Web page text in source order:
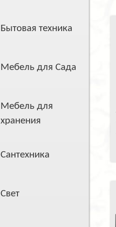
Бытовая техника
Мебель для Сада
Мебель для
хранения
Сантехника
Свет